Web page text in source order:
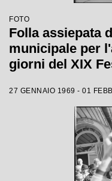
FOTO
Folla assiepata
municipale per
giorni del XIX
27 GENNAIO 1969 - 01